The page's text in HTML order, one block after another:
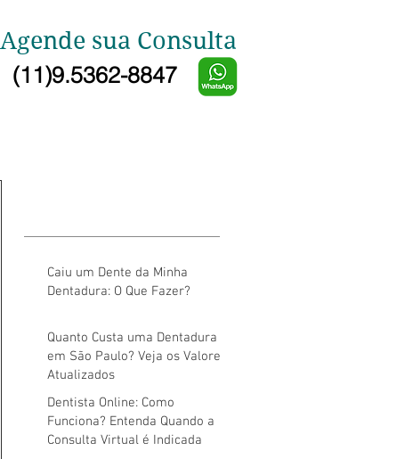
Agende sua Consulta
(11)9.5362-8847
Caiu um Dente da Minha
Dentadura: O Que Fazer?
Quanto Custa uma Dentadura
em São Paulo? Veja os Valores
Atualizados
Dentista Online: Como
Funciona? Entenda Quando a
Consulta Virtual é Indicada